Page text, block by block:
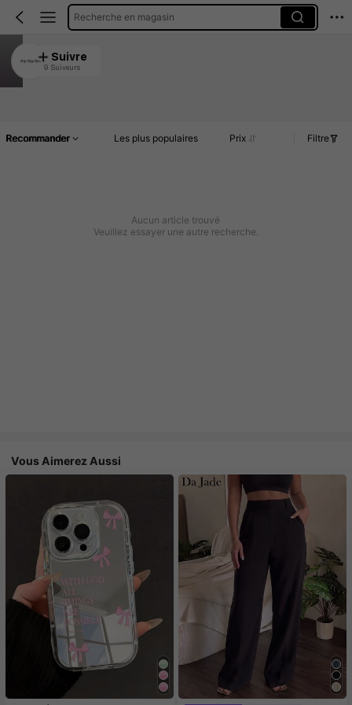
Recherche en magasin
Hip Hop Bun
4.89
Suivre
9 Suiveurs
Recommander Les plus populaires Prix Filtre
Aucun article trouvé
Veuillez essayer une autre recherche.
Vous Aimerez Aussi